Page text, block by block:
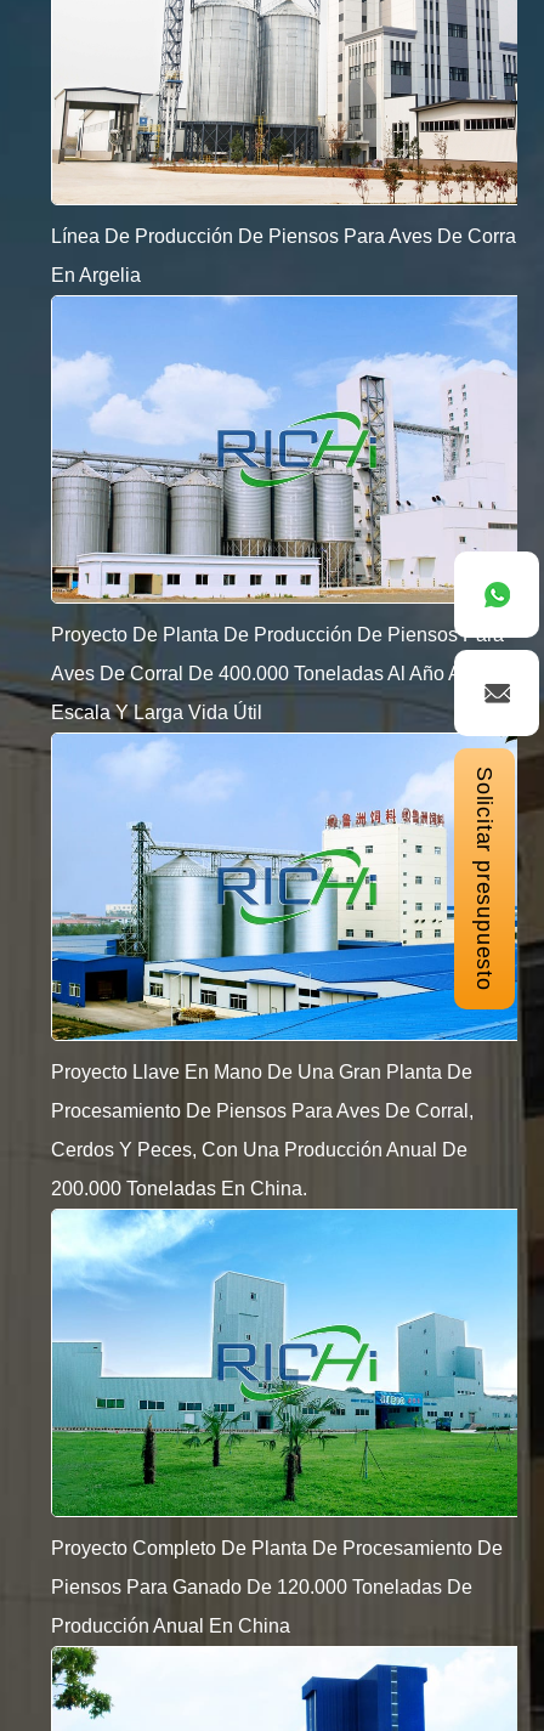
Línea De Producción De Piensos Para Aves De Corral
En Argelia
Proyecto De Planta De Producción De Piensos Para
Aves De Corral De 400.000 Toneladas Al Año A Gran
Escala Y Larga Vida Útil
Proyecto Llave En Mano De Una Gran Planta De
Procesamiento De Piensos Para Aves De Corral,
Cerdos Y Peces, Con Una Producción Anual De
200.000 Toneladas En China.
Proyecto Completo De Planta De Procesamiento De
Piensos Para Ganado De 120.000 Toneladas De
Producción Anual En China
Solicitar presupuesto